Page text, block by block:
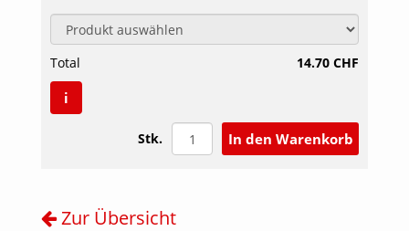
Total 14.70 CHF
Stk.
i
Zur Übersicht